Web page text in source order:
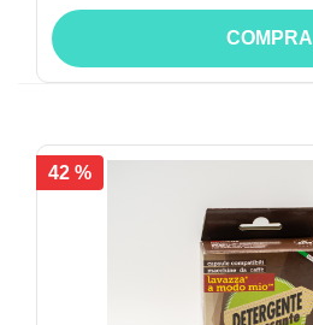
COMPRA
42 %